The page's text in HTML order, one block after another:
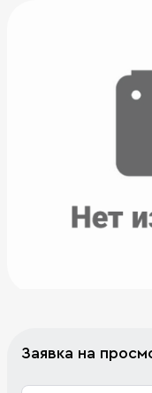
Заявка на